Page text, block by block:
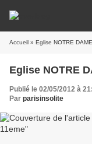
Accueil » Eglise NOTRE
Eglise NOTRE
Publié le 02/05/2012 à
Par parisinsolite